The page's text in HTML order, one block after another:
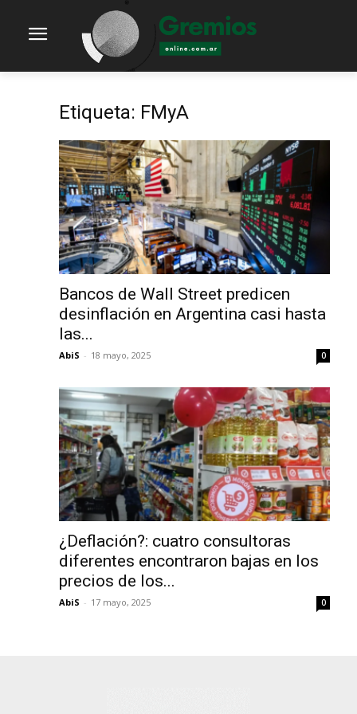
Etiqueta: FMyA
Bancos de Wall Street predicen
desinflación en Argentina casi hasta
las...
AbiS - 18 mayo, 2025 0
¿Deflación?: cuatro consultoras
diferentes encontraron bajas en los
precios de los...
AbiS - 17 mayo, 2025 0